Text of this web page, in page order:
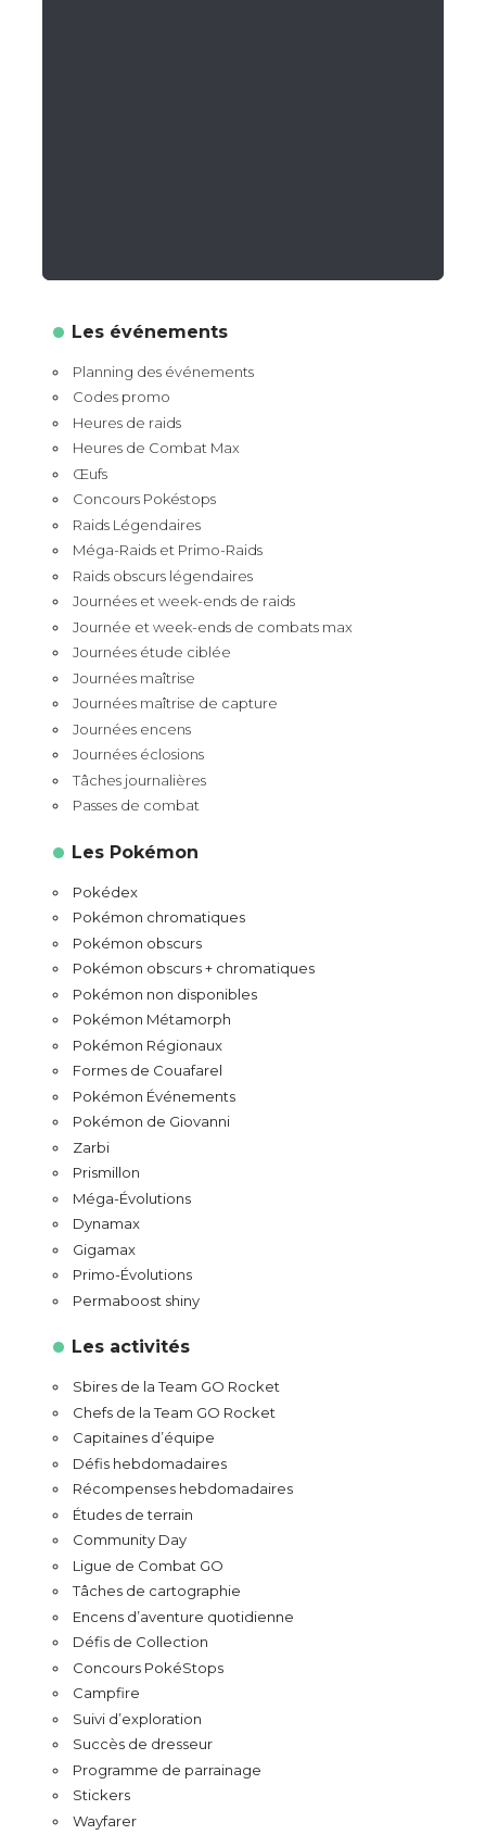
Les événements
Planning des événements
Codes promo
Heures de raids
Heures de Combat Max
Œufs
Concours Pokéstops
Raids Légendaires
Méga-Raids et Primo-Raids
Raids obscurs légendaires
Journées et week-ends de raids
Journée et week-ends de combats max
Journées étude ciblée
Journées maîtrise
Journées maîtrise de capture
Journées encens
Journées éclosions
Tâches journalières
Passes de combat
Les Pokémon
Pokédex
Pokémon chromatiques
Pokémon obscurs
Pokémon obscurs + chromatiques
Pokémon non disponibles
Pokémon Métamorph
Pokémon Régionaux
Formes de Couafarel
Pokémon Événements
Pokémon de Giovanni
Zarbi
Prismillon
Méga-Évolutions
Dynamax
Gigamax
Primo-Évolutions
Permaboost shiny
Les activités
Sbires de la Team GO Rocket
Chefs de la Team GO Rocket
Capitaines d’équipe
Défis hebdomadaires
Récompenses hebdomadaires
Études de terrain
Community Day
Ligue de Combat GO
Tâches de cartographie
Encens d’aventure quotidienne
Défis de Collection
Concours PokéStops
Campfire
Suivi d’exploration
Succès de dresseur
Programme de parrainage
Stickers
Wayfarer